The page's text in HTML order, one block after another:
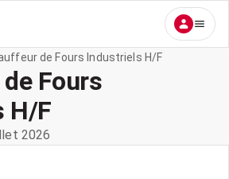
de Fours Industriels H/F
Fours
H/F
2026